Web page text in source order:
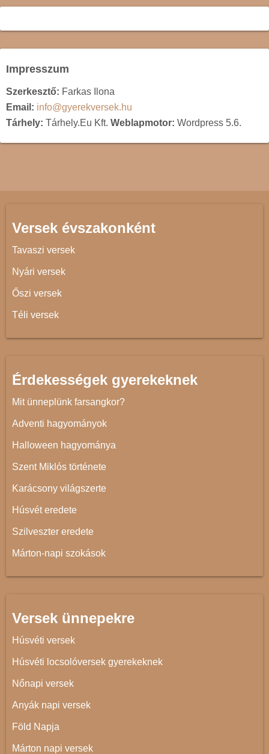
Impresszum
Szerkesztő: Farkas Ilona
Email: info@gyerekversek.hu
Tárhely: Tárhely.Eu Kft. Weblapmotor: Wordpress 5.6.
Versek évszakonként
Tavaszi versek
Nyári versek
Őszi versek
Téli versek
Érdekességek gyerekeknek
Mit ünneplünk farsangkor?
Adventi hagyományok
Halloween hagyománya
Szent Miklós története
Karácsony világszerte
Húsvét eredete
Szilveszter eredete
Márton-napi szokások
Versek ünnepekre
Húsvéti versek
Húsvéti locsolóversek gyerekeknek
Nőnapi versek
Anyák napi versek
Föld Napja
Márton napi versek